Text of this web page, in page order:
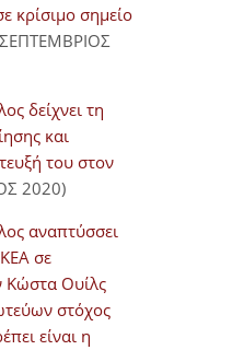
κρίσιμο σημείο
δείχνει τη
και
του στον
2020)
αναπτύσσει
σε
Κώστα Ουίλς
στόχος
είναι η